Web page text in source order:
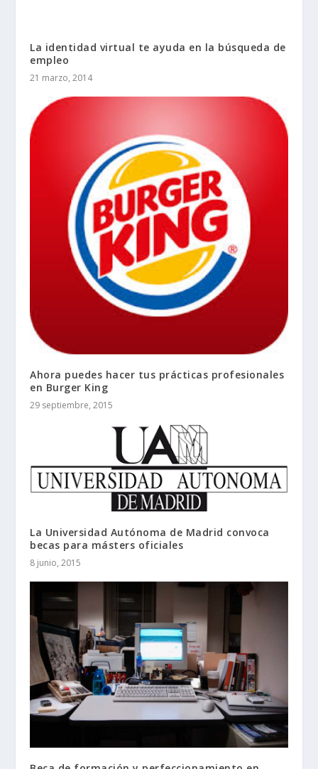
La identidad virtual te ayuda en la búsqueda de
empleo
21 marzo, 2014
Ahora puedes hacer tus prácticas profesionales
en Burger King
29 septiembre, 2015
La Universidad Autónoma de Madrid convoca
becas para másters oficiales
8 junio, 2015